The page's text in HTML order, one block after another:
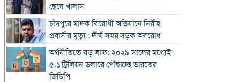
ছেলে খালাস
চাঁদপুরে মাদক বিরোধী অভিযানে নিরীহ
প্রবাসীর মৃত্যু : দীর্ঘ সময় সড়ক অবরোধ
অর্থনীতিতে বড় লাফ: ২০২৯ সালের মধ্যেই
৫.১ ট্রিলিয়ন ডলারে পৌঁছাচ্ছে ভারতের
জিডিপি